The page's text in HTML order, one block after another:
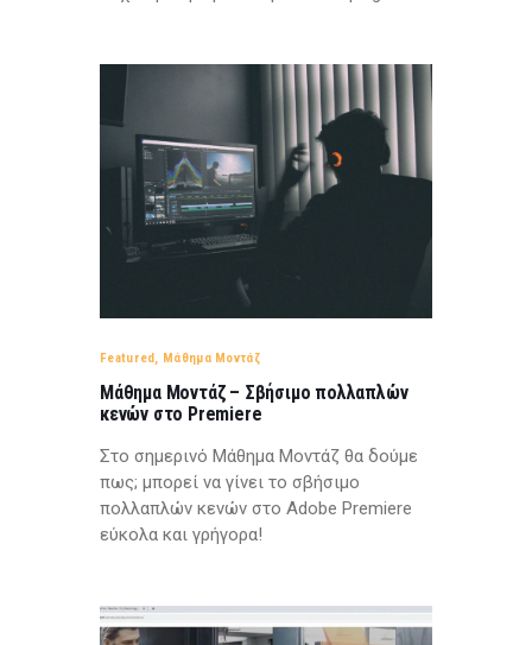
Featured , Μάθημα Μοντάζ
Μάθημα Μοντάζ – Σβήσιμο πολλαπλών
κενών στο Premiere
Στο σημερινό Μάθημα Μοντάζ θα δούμε
πως; μπορεί να γίνει το σβήσιμο
πολλαπλών κενών στο Adobe Premiere
εύκολα και γρήγορα!